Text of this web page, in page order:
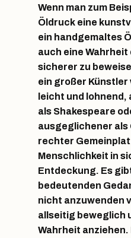
Wenn man zum
Öldruck eine
ein handgemaltes
auch eine Wahrheit
sicherer zu
ein großer Künstler
leicht und
als Shakespeare
ausgeglichener als
rechter
Menschlichkeit in
Entdeckung. Es
bedeutenden
nicht anzuwenden
allseitig beweglich
Wahrheit